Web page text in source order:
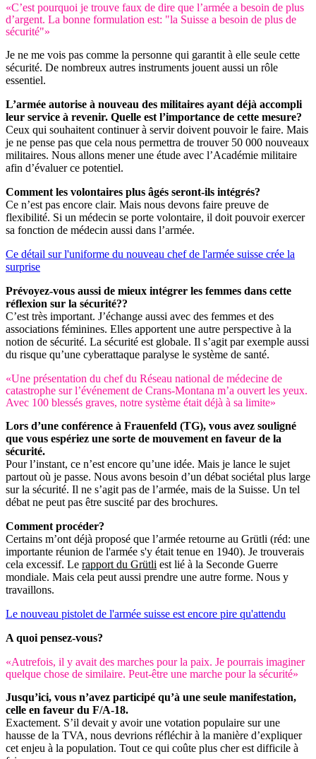
«C’est pourquoi je trouve faux de dire que l’armée a besoin de plus
d’argent. La bonne formulation est: "la Suisse a besoin de plus de
sécurité"»
Je ne me vois pas comme la personne qui garantit à elle seule cette
sécurité. De nombreux autres instruments jouent aussi un rôle
essentiel.
L’armée autorise à nouveau des militaires ayant déjà accompli
leur service à revenir. Quelle est l’importance de cette mesure?
Ceux qui souhaitent continuer à servir doivent pouvoir le faire. Mais
je ne pense pas que cela nous permettra de trouver 50 000 nouveaux
militaires. Nous allons mener une étude avec l’Académie militaire
afin d’évaluer ce potentiel.
Comment les volontaires plus âgés seront-ils intégrés?
Ce n’est pas encore clair. Mais nous devons faire preuve de
flexibilité. Si un médecin se porte volontaire, il doit pouvoir exercer
sa fonction de médecin aussi dans l’armée.
Ce détail sur l'uniforme du nouveau chef de l'armée suisse crée la
surprise
Prévoyez-vous aussi de mieux intégrer les femmes dans cette
réflexion sur la sécurité??
C’est très important. J’échange aussi avec des femmes et des
associations féminines. Elles apportent une autre perspective à la
notion de sécurité. La sécurité est globale. Il s’agit par exemple aussi
du risque qu’une cyberattaque paralyse le système de santé.
«Une présentation du chef du Réseau national de médecine de
catastrophe sur l’événement de Crans-Montana m’a ouvert les yeux.
Avec 100 blessés graves, notre système était déjà à sa limite»
Lors d’une conférence à Frauenfeld (TG), vous avez souligné
que vous espériez une sorte de mouvement en faveur de la
sécurité.
Pour l’instant, ce n’est encore qu’une idée. Mais je lance le sujet
partout où je passe. Nous avons besoin d’un débat sociétal plus large
sur la sécurité. Il ne s’agit pas de l’armée, mais de la Suisse. Un tel
débat ne peut pas être suscité par des brochures.
Comment procéder?
Certains m’ont déjà proposé que l’armée retourne au Grütli (réd: une
importante réunion de l'armée s'y était tenue en 1940). Je trouverais
cela excessif. Le rapport du Grütli est lié à la Seconde Guerre
mondiale. Mais cela peut aussi prendre une autre forme. Nous y
travaillons.
Le nouveau pistolet de l'armée suisse est encore pire qu'attendu
A quoi pensez-vous?
«Autrefois, il y avait des marches pour la paix. Je pourrais imaginer
quelque chose de similaire. Peut-être une marche pour la sécurité»
Jusqu’ici, vous n’avez participé qu’à une seule manifestation,
celle en faveur du F/A-18.
Exactement. S’il devait y avoir une votation populaire sur une
hausse de la TVA, nous devrions réfléchir à la manière d’expliquer
cet enjeu à la population. Tout ce qui coûte plus cher est difficile à